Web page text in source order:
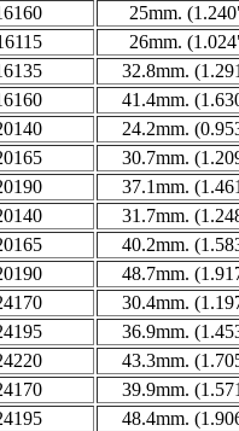
25mm.
26mm.
32.8mm.
41.4mm.
24.2mm.
30.7mm.
37.1mm.
31.7mm.
40.2mm.
48.7mm.
30.4mm.
36.9mm.
43.3mm.
39.9mm.
48.4mm.